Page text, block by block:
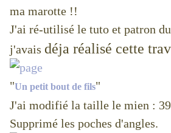
ma marotte !!
J'ai ré-utilisé le tuto et patron
j'avais déja réalisé cette
"Un petit bout de fils"
J'ai modifié la taille le mien :
Supprimé les poches d'angles.